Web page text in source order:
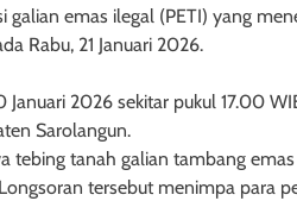
galian emas ilegal (PETI) yang
Rabu, 21 Januari 2026.
Januari 2026 sekitar pukul 17.00
Sarolangun.
tebing tanah galian tambang
tersebut menimpa para